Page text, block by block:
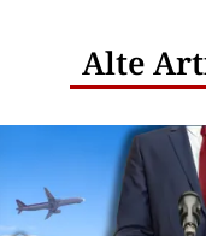
Alte